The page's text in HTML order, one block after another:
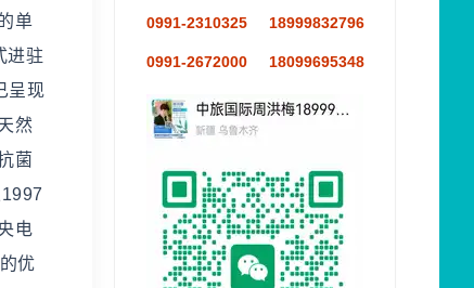
单
进驻
呈现
然
菌
电
优
0991-2310325 18999832796
0991-2672000 18099695348